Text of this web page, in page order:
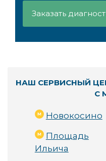
Заказать
НАШ СЕРВИСНЫЙ
С
Новокосино
Площадь
Ильича